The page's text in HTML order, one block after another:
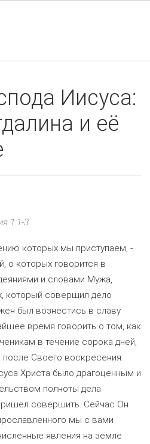
Иисуса:
и её
1:1-3
которых мы приступаем, -
о которых говорится в
и словами Мужа,
который совершил дело
был вознестись в славу
время говорить о том, как
в течение сорока дней,
Своего воскресения.
Христа было драгоценным и
полноты дела
совершить. Сейчас Он
мы с вами
явления на земле